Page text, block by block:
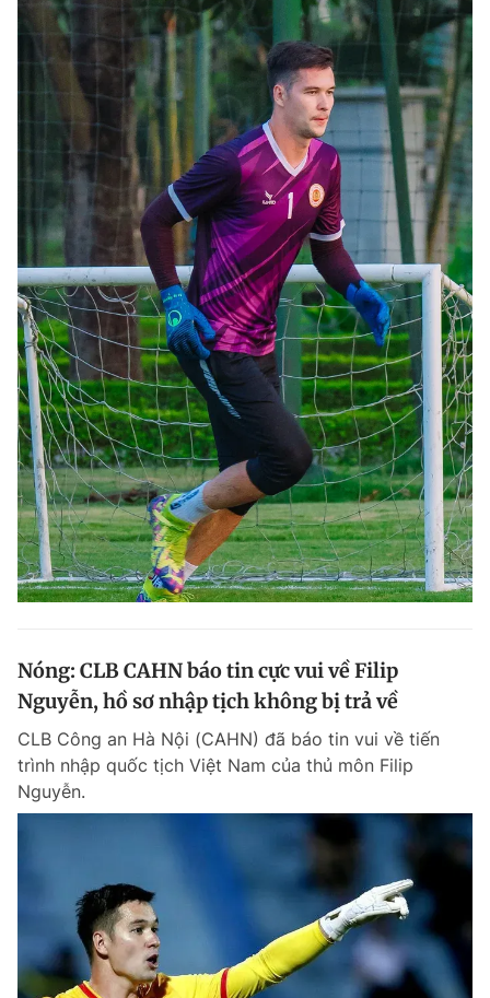
Nóng: CLB CAHN báo tin cực vui về Filip
Nguyễn, hồ sơ nhập tịch không bị trả về
CLB Công an Hà Nội (CAHN) đã báo tin vui về tiến
trình nhập quốc tịch Việt Nam của thủ môn Filip
Nguyễn.